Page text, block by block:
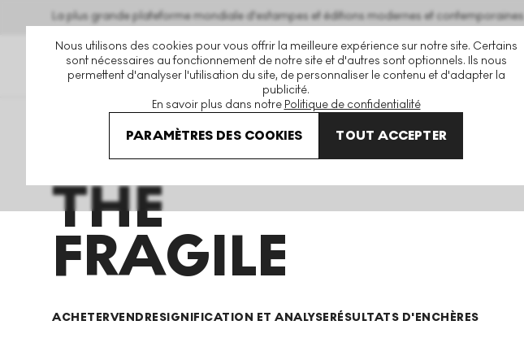
Nous utilisons des cookies pour vous offrir la meilleure expérience sur notre site. Certains
sont nécessaires au fonctionnement de notre site et d'autres sont optionnels. Ils nous
permettent d'analyser l'utilisation du site, de personnaliser le contenu et d'adapter la
publicité.
En savoir plus dans notre Politique de confidentialité
PARAMÈTRES DES COOKIES TOUT ACCEPTER
La plus grande plateforme mondiale d'estampes et éditions modernes et contemporaines
ACHETER
THE
FRAGILE
ACHETERVENDRESIGNIFICATION ET ANALYSERÉSULTATS D'ENCHÈRES